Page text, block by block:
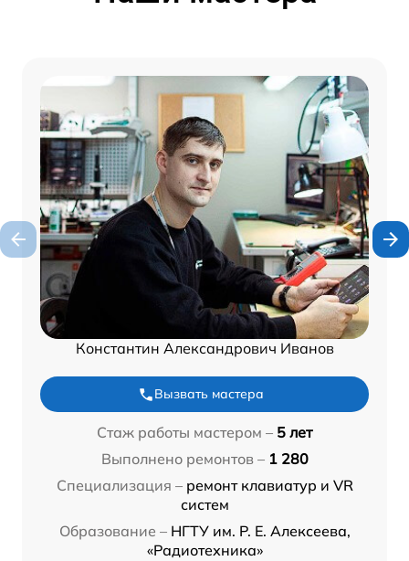
Константин Александрович Иванов
Вызвать мастера
Стаж работы мастером – 5 лет
Выполнено ремонтов – 1 280
Специализация – ремонт клавиатур и VR
систем
Образование – НГТУ им. Р. Е. Алексеева,
«Радиотехника»